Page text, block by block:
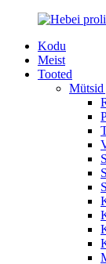
Kodu
Meist
Tooted
Mütsid